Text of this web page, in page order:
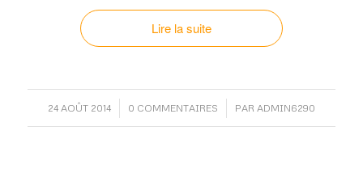
Lire la suite
24 AOÛT 2014
/ 0 COMMENTAIRES
/ PAR ADMIN6290